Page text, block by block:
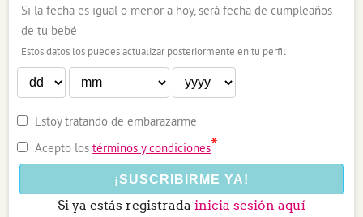
Si la fecha es igual o menor a hoy, será fecha de cumpleaños
de tu bebé
Estos datos los puedes actualizar posteriormente en tu perfil
Estoy tratando de embarazarme
Acepto lostérminos y condiciones*
Si ya estás registrada inicia sesión aquí